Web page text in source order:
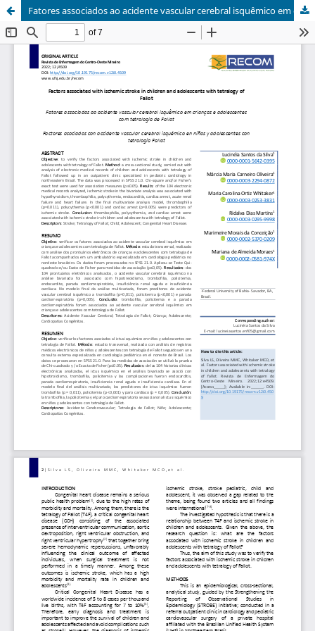
Fatores associados ao acidente vascular cerebral isquêmico em crianças e adolescentes com tetralogia de Fallot